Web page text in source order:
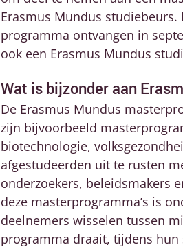
Erasmus Mundus
programma ontvangen in
ook een Erasmus Mundus
Wat is bijzonder aan
De Erasmus Mundus
zijn bijvoorbeeld
biotechnologie,
afgestudeerden uit te rusten
onderzoekers, beleidsmakers
deze masterprogramma’s is
deelnemers wisselen tussen
programma draait, tijdens